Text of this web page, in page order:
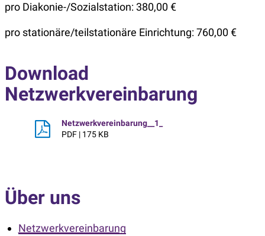
pro Diakonie-/Sozialstation: 380,00 €
pro stationäre/teilstationäre Einrichtung: 760,00 €
Download
Netzwerkvereinbarung
Netzwerkvereinbarung__1_
PDF | 175 KB
Über uns
Netzwerkvereinbarung